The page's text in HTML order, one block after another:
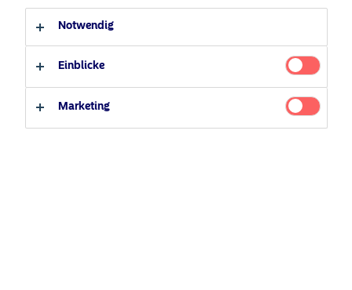
Anleger-Typ
Professioneller Anleger Privater Anleger
Notwendig
Einblicke
Marketing